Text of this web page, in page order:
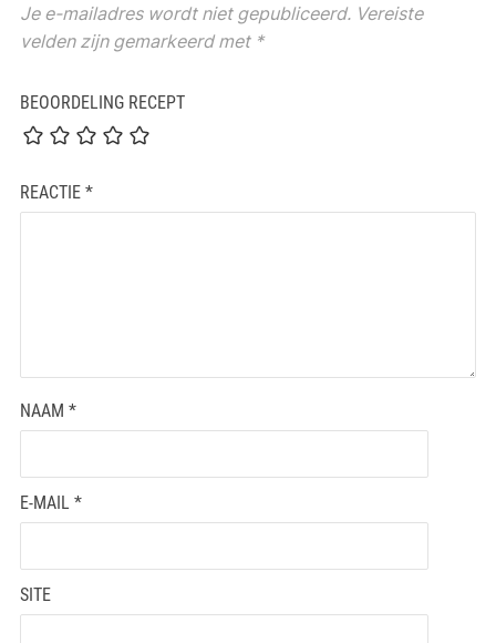
Je e-mailadres wordt niet gepubliceerd. Vereiste
velden zijn gemarkeerd met *
BEOORDELING RECEPT
REACTIE *
NAAM *
E-MAIL *
SITE